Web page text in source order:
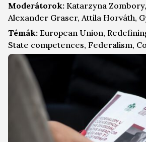
Moderátorok: Katarzyna
Alexander Graser, Attila Horváth,
Témák: European Union,
State competences, Federalism,